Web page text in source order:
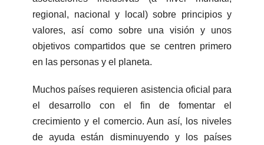
regional, nacional y local) sobre principios y
valores, así como sobre una visión y unos
objetivos compartidos que se centren primero
en las personas y el planeta.
Muchos países requieren asistencia oficial para
el desarrollo con el fin de fomentar el
crecimiento y el comercio. Aun así, los niveles
de ayuda están disminuyendo y los países